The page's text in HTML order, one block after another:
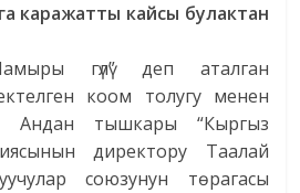
каражатты кайсы булактан
гүлү” деп аталган
коом толугу менен
Андан тышкары “Кыргыз
директору Таалай
союзунун төрагасы